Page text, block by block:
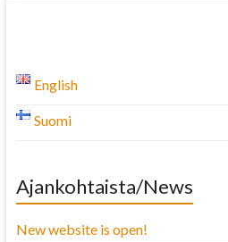
English
Suomi
Ajankohtaista/News
New website is open!